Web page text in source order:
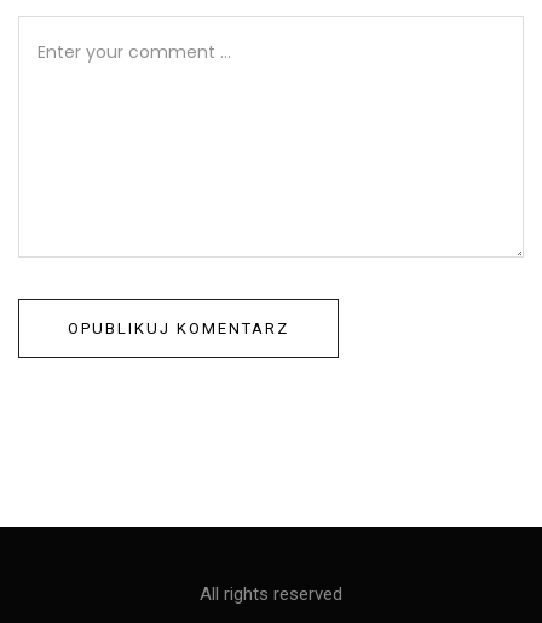
All rights reserved